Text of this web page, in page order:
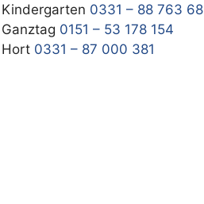
Kindergarten 0331 – 88 763 68
Ganztag 0151 – 53 178 154
Hort 0331 – 87 000 381